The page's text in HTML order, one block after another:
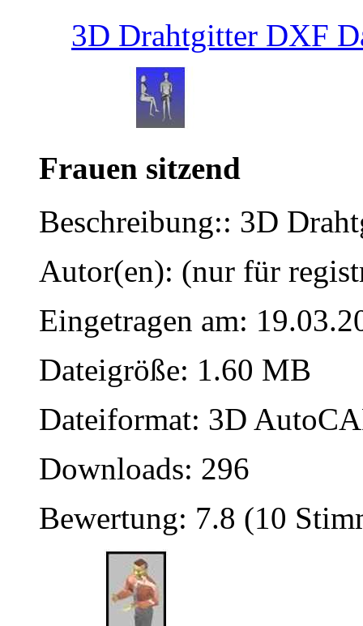
3D Drahtgitter DXF
Frauen sitzend
Beschreibung:: 3D
Autor(en): (nur für
Eingetragen am:
Dateigröße: 1.60 MB
Dateiformat: 3D
Downloads: 296
Bewertung: 7.8 (10